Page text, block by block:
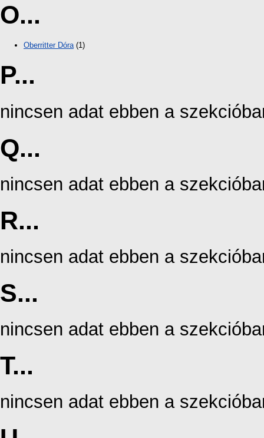
O...
Oberritter Dóra(1)
P...
nincsen adat ebben a
Q...
nincsen adat ebben a
R...
nincsen adat ebben a
S...
nincsen adat ebben a
T...
nincsen adat ebben a